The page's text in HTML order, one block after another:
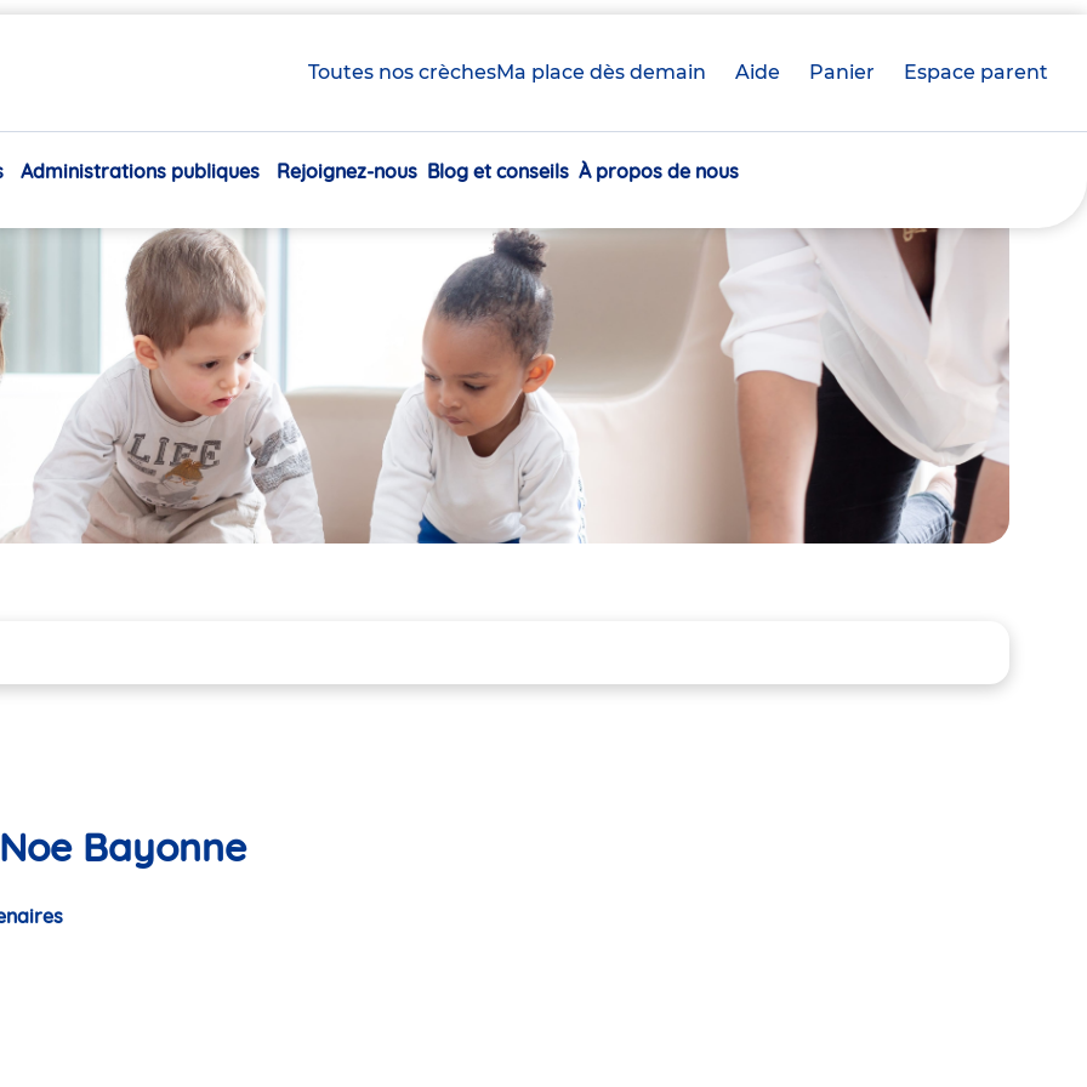
Toutes nos crèchesMa place dès demain Aide Panier crèche(s)
Espace parent
Navigation
Administrations publiques Rejoignez-nous Blog et conseils À propos de nous
Bayonne